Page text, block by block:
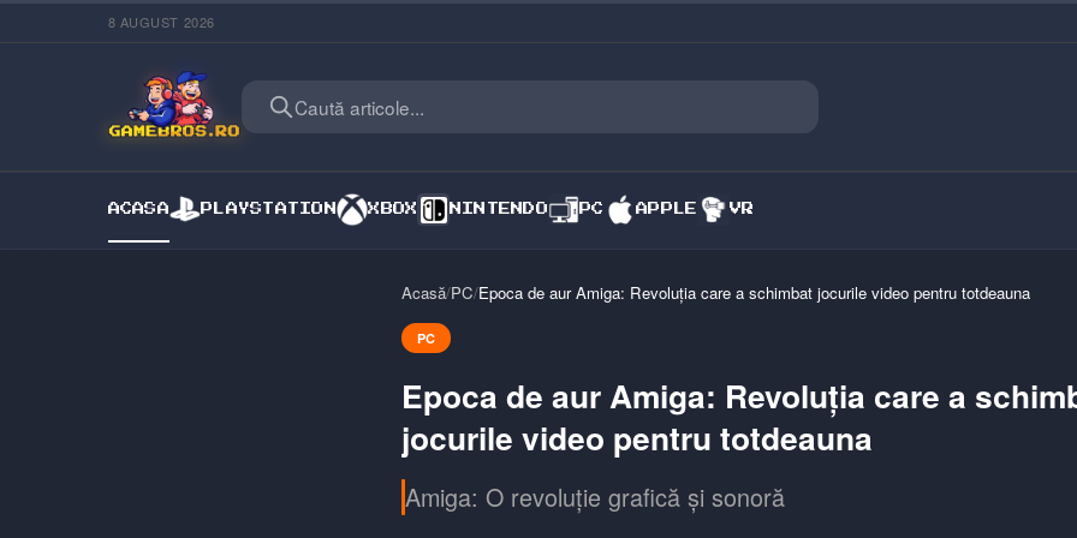
8 AUGUST 2026
Caută articole...
ACASA PLAYSTATION XBOX NINTENDO PC APPLE VR
Acasă/PC/Epoca de aur Amiga: Revoluția care a schimbat jocurile video pentru totdeauna
PC
Epoca de aur Amiga: Revoluția care a
jocurile video pentru totdeauna
Amiga: O revoluție grafică și sonoră